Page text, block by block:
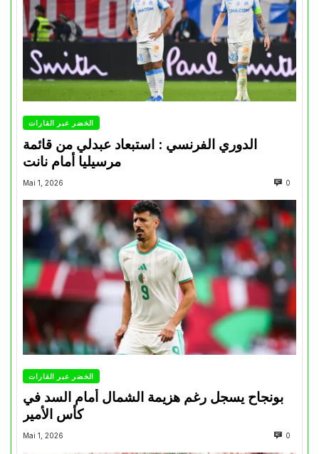
الخضر عبر القارات
الدوري الفرنسي : استبعاد عبدلي من قائمة
مرسيليا أمام نانت
Mai 1, 2026 0
الخضر عبر القارات
بونجاح يسجل رغم هزيمة الشمال أمام السد في
كأس الأمير
Mai 1, 2026 0